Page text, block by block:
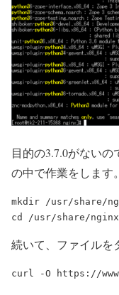
目的の3.7.0がない
の中で作業をします。
mkdir /usr/share/
続いて、ファイルを